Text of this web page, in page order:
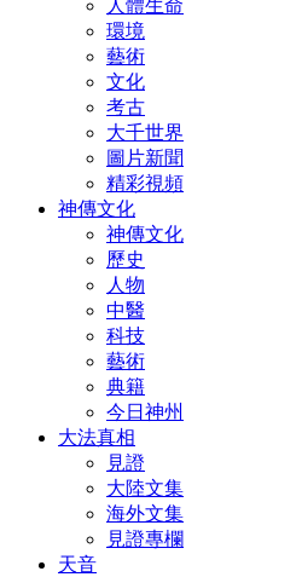
人體生命
環境
藝術
文化
考古
大千世界
圖片新聞
精彩視頻
神傳文化
神傳文化
歷史
人物
中醫
科技
藝術
典籍
今日神州
大法真相
見證
大陸文集
海外文集
見證專欄
天音